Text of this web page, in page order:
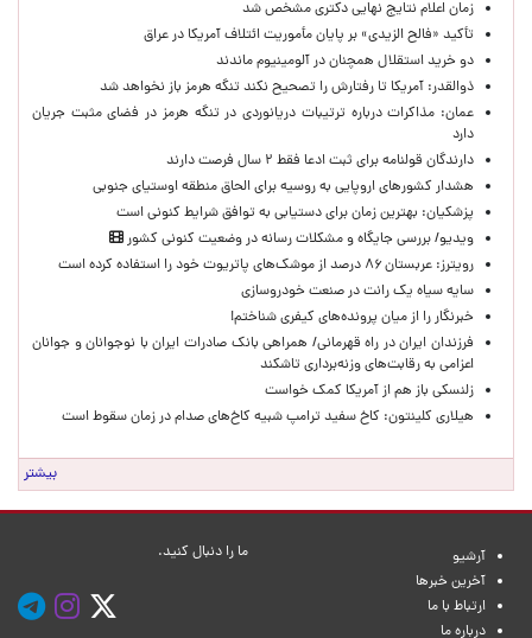
زمان اعلام نتایج نهایی دکتری مشخص شد
تأکید «فالح الزیدی» بر پایان مأموریت ائتلاف آمریکا در عراق
دو خرید استقلال همچنان در آلومینیوم ماندند
ذوالقدر: آمریکا تا رفتارش را تصحیح نکند تنگه هرمز باز نخواهد شد
عمان: مذاکرات درباره ترتیبات دریانوردی در تنگه هرمز در فضای مثبت جریان
دارد
دارندگان قولنامه برای ثبت ادعا فقط ۲ سال فرصت دارند
هشدار کشورهای اروپایی به روسیه برای الحاق منطقه اوستیای جنوبی
پزشکیان‌: بهترین زمان برای دستیابی به توافق شرایط کنونی است
ویدیو/ بررسی جایگاه و مشکلات رسانه در وضعیت کنونی کشور
رویترز: عربستان ۸۶ درصد از موشک‌های پاتریوت خود را استفاده کرده است
سایه سیاه یک رانت در صنعت خودروسازی
خبرنگار را از میان پرونده‌های کیفری شناختم!
​فرزندان ایران در راه قهرمانی/ همراهی بانک صادرات ایران با نوجوانان و جوانان
اعزامی به رقابت‌های وزنه‌برداری تاشکند
زلنسکی باز هم از آمریکا کمک خواست
هیلاری کلینتون: کاخ سفید ترامپ شبیه کاخ‌های صدام در زمان سقوط است
بیشتر
آرشیو
آخرین خبرها
ارتباط با ما
درباره ما
ما را دنبال کنید.